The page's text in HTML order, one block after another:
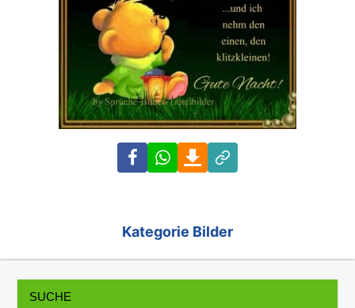
FacebookWhatsAppDownload
Link
Kategorie Bilder
SUCHE